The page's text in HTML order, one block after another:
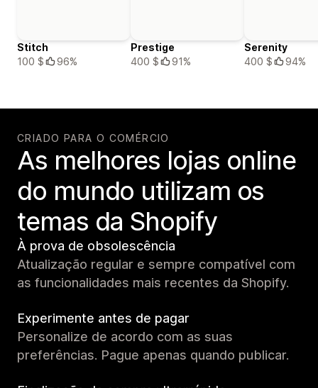
Stitch
100 $
96%
Prestige
400 $
91%
Serenity
400 $
94%
CRIADO PARA O COMÉRCIO
As melhores lojas online
do mundo utilizam os
temas da Shopify
À prova de obsolescência
Atualização regular e sempre compatível com
as funcionalidades mais recentes da Shopify.
Experimente antes de pagar
Personalize de acordo com as suas
preferências. Pague apenas quando publicar.